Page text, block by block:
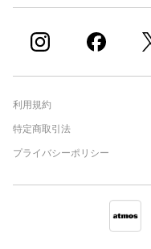
利用規約
特定商取引法
プライバシーポリシー